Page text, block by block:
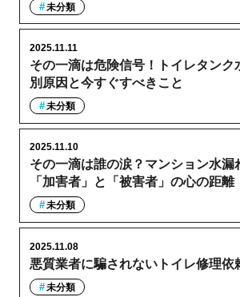
未分類
その一滴は危険信号！トイレタンク
別原因と今すぐすべきこと
2025.11.11
未分類
その一滴は誰の涙？マンション水漏
「加害者」と「被害者」の心の距離
2025.11.10
未分類
悪質業者に騙されないトイレ修理依
2025.11.08
未分類